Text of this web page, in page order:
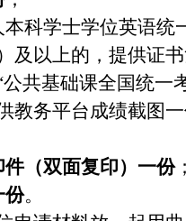
本科学士学位英语
及以上的，提供证
共基础课全国统一
教务平台成绩截图
件（双面复印）一份
份。